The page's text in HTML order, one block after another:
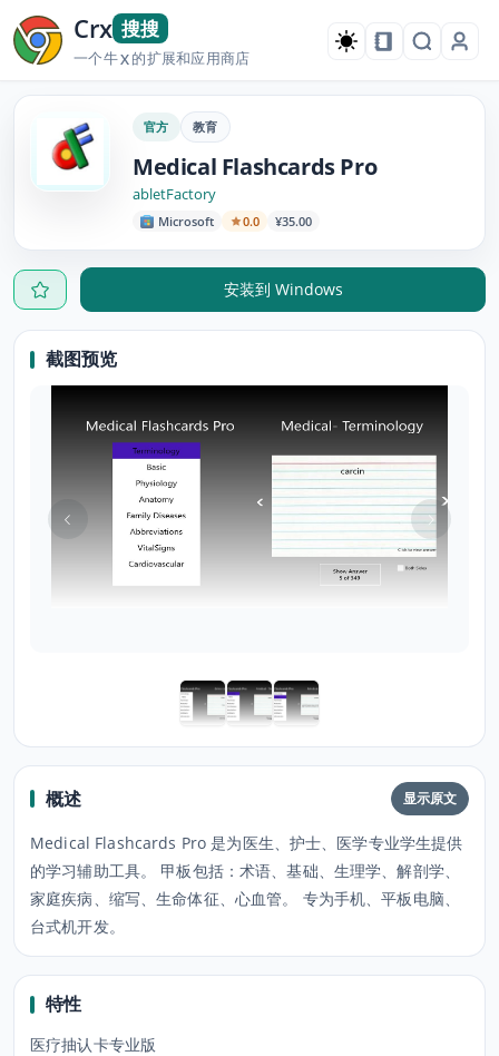
Crx 搜搜
一个牛X的扩展和应用商店
官方 教育
Medical Flashcards Pro
abletFactory
Microsoft 0.0 ¥35.00
安装到 Windows
截图预览
概述 显示原文
Medical Flashcards Pro 是为医生、护士、医学专业学生提供
的学习辅助工具。 甲板包括：术语、基础、生理学、解剖学、
家庭疾病、缩写、生命体征、心血管。 专为手机、平板电脑、
台式机开发。
特性
医疗抽认卡专业版